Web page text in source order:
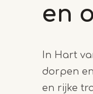
en
In Hart
dorpen
en rijke